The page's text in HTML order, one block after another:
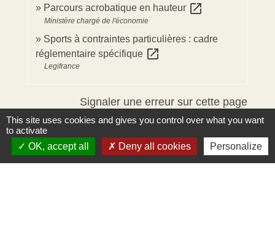
Parcours acrobatique en hauteur open_in_new
Ministère chargé de l'économie
Sports à contraintes particulières : cadre
réglementaire spécifique open_in_new
Legifrance
Signaler une erreur sur cette page
This site uses cookies and gives you control over what you want
to activate
OK, accept all
Deny all cookies Personalize